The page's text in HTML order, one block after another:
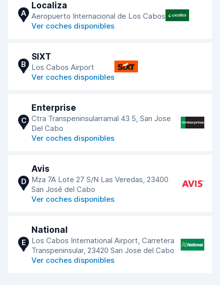
A
Localiza
Aeropuerto Internacional de Los Cabos
Ver coches disponibles
B
SIXT
Los Cabos Airport
Ver coches disponibles
C
Enterprise
Ctra Transpeninsularramal 43 5, San Jose
Del Cabo
Ver coches disponibles
D
Avis
Mza 7A Lote 27 S/N Las Veredas, 23400
San José del Cabo
Ver coches disponibles
E
National
Los Cabos International Airport, Carretera
Transpeninsular, 23420 San Jose del Cabo
Ver coches disponibles